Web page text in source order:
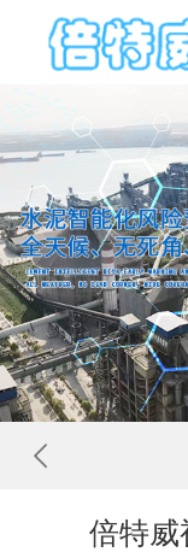
倍特威